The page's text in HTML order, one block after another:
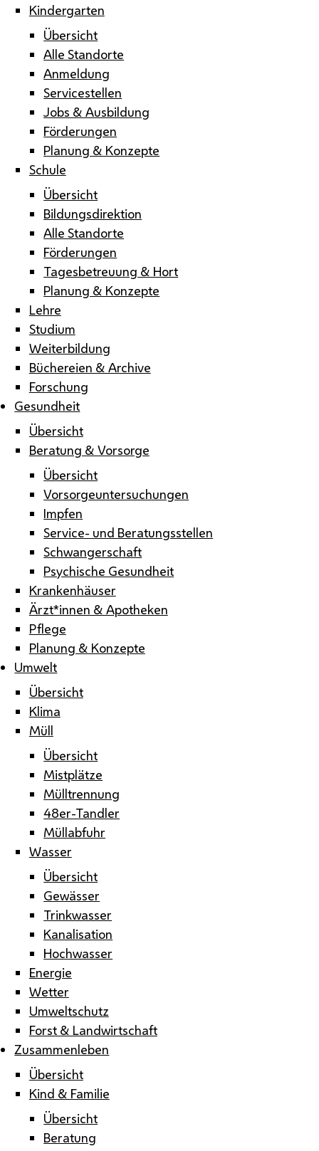
Kindergarten
Übersicht
Alle Standorte
Anmeldung
Servicestellen
Jobs & Ausbildung
Förderungen
Planung & Konzepte
Schule
Übersicht
Bildungsdirektion
Alle Standorte
Förderungen
Tagesbetreuung & Hort
Planung & Konzepte
Lehre
Studium
Weiterbildung
Büchereien & Archive
Forschung
Gesundheit
Übersicht
Beratung & Vorsorge
Übersicht
Vorsorgeuntersuchungen
Impfen
Service- und Beratungsstellen
Schwangerschaft
Psychische Gesundheit
Krankenhäuser
Ärzt*innen & Apotheken
Pflege
Planung & Konzepte
Umwelt
Übersicht
Klima
Müll
Übersicht
Mistplätze
Mülltrennung
48er-Tandler
Müllabfuhr
Wasser
Übersicht
Gewässer
Trinkwasser
Kanalisation
Hochwasser
Energie
Wetter
Umweltschutz
Forst & Landwirtschaft
Zusammenleben
Übersicht
Kind & Familie
Übersicht
Beratung